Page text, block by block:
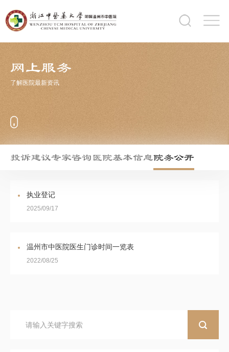
网上服务
了解医院最新资讯
投诉建议专家咨询 医院基本信息院务公开
执业登记
2025/09/17
温州市中医院医生门诊时间一览表
2022/08/25